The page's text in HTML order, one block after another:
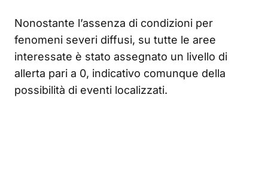
Nonostante l’assenza di condizioni per
fenomeni severi diffusi, su tutte le aree
interessate è stato assegnato un livello di
allerta pari a 0, indicativo comunque della
possibilità di eventi localizzati.